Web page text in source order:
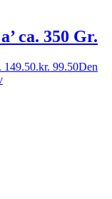
ca. 350 Gr.
149.50.kr. 99.50Den